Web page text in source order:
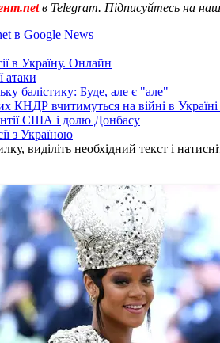
в Telegram. Підписуйтесь на
в Google News
в Україну. Онлайн
атаки
балістику: Буде, але є "але"
КНДР вчитимуться на війні в
США і долю Донбасу
з Україною
виділіть необхідний текст і